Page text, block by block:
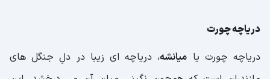
دریاچه چورت
دریاچه چورت یا میانشه، دریاچه ای زیبا در دلِ جنگل های